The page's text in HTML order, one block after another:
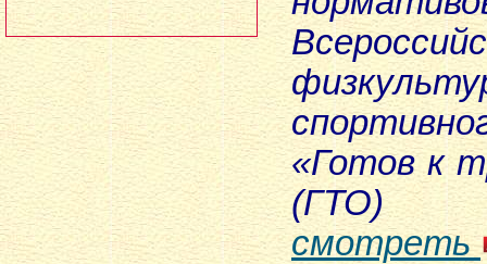
«Готов к
(ГТО)
смотреть